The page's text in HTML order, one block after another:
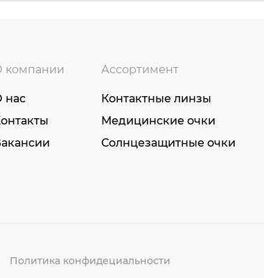
компании
нас
Ассортимент
Контактные линзы
Медицинские очки
Солнцезащитные очки
Политика конфидециальности